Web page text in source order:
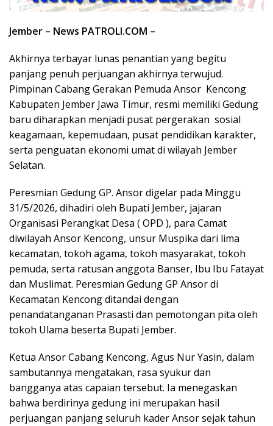
Jember – News PATROLI.COM –
Akhirnya terbayar lunas penantian yang begitu
panjang penuh perjuangan akhirnya terwujud.
Pimpinan Cabang Gerakan Pemuda Ansor Kencong
Kabupaten Jember Jawa Timur, resmi memiliki Gedung
baru diharapkan menjadi pusat pergerakan sosial
keagamaan, kepemudaan, pusat pendidikan karakter,
serta penguatan ekonomi umat di wilayah Jember
Selatan.
Peresmian Gedung GP. Ansor digelar pada Minggu
31/5/2026, dihadiri oleh Bupati Jember, jajaran
Organisasi Perangkat Desa ( OPD ), para Camat
diwilayah Ansor Kencong, unsur Muspika dari lima
kecamatan, tokoh agama, tokoh masyarakat, tokoh
pemuda, serta ratusan anggota Banser, Ibu Ibu Fatayat
dan Muslimat. Peresmian Gedung GP Ansor di
Kecamatan Kencong ditandai dengan
penandatanganan Prasasti dan pemotongan pita oleh
tokoh Ulama beserta Bupati Jember.
Ketua Ansor Cabang Kencong, Agus Nur Yasin, dalam
sambutannya mengatakan, rasa syukur dan
bangganya atas capaian tersebut. Ia menegaskan
bahwa berdirinya gedung ini merupakan hasil
perjuangan panjang seluruh kader Ansor sejak tahun